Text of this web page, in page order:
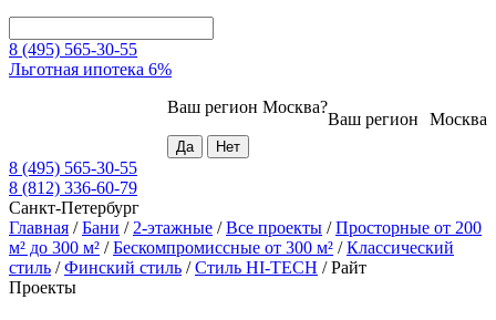
8 (495) 565-30-55
Льготная ипотека 6%
Москва
Ваш регион
Ваш регион Москва?
8 (495) 565-30-55
8 (812) 336-60-79
Санкт-Петербург
Главная /Бани / 2-этажные /Все проекты /Просторные от 200
м² до 300 м² /Бескомпромиссные от 300 м² /Классический
стиль /Финский стиль /Стиль HI-TECH /Райт
Проекты